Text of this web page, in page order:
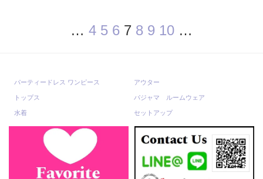
… 4 5 6 7 8 9 10 …
パーティードレス ワンピース アウター
トップス パジャマ ルームウェア
水着 セットアップ